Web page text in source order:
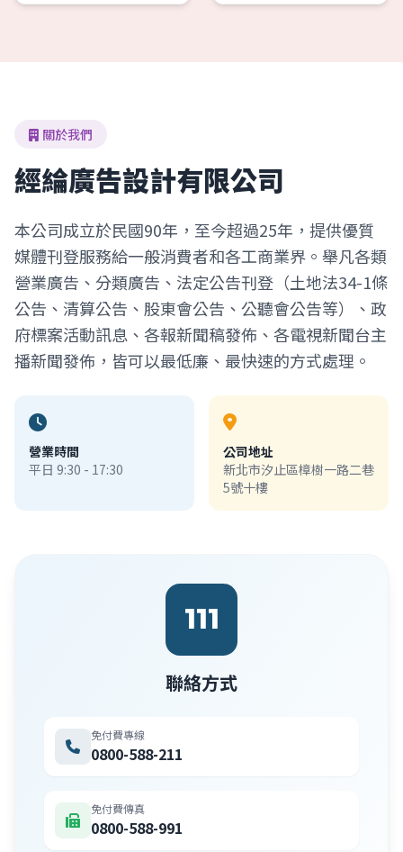
關於我們
經綸廣告設計有限公司
本公司成立於民國90年，至今超過25年，提供優質
媒體刊登服務給一般消費者和各工商業界。舉凡各類
營業廣告、分類廣告、法定公告刊登（土地法34-1條
公告、清算公告、股東會公告、公聽會公告等）、政
府標案活動訊息、各報新聞稿發佈、各電視新聞台主
播新聞發佈，皆可以最低廉、最快速的方式處理。
營業時間
平日 9:30 - 17:30
公司地址
新北市汐止區樟樹一路二巷
5號十樓
111
聯絡方式
免付費專線
0800-588-211
免付費傳真
0800-588-991